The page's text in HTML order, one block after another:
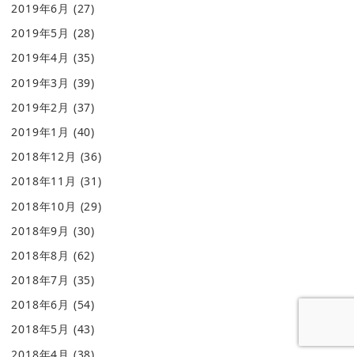
2019年6月 (27)
2019年5月 (28)
2019年4月 (35)
2019年3月 (39)
2019年2月 (37)
2019年1月 (40)
2018年12月 (36)
2018年11月 (31)
2018年10月 (29)
2018年9月 (30)
2018年8月 (62)
2018年7月 (35)
2018年6月 (54)
2018年5月 (43)
2018年4月 (38)